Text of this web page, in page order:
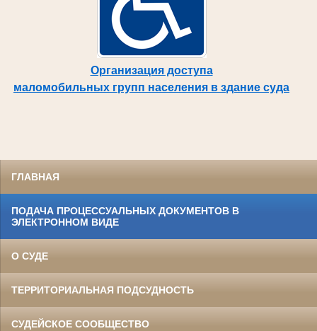
Организация доступа
маломобильных групп населения в здание суда
ГЛАВНАЯ
ПОДАЧА ПРОЦЕССУАЛЬНЫХ ДОКУМЕНТОВ В
ЭЛЕКТРОННОМ ВИДЕ
О СУДЕ
ТЕРРИТОРИАЛЬНАЯ ПОДСУДНОСТЬ
СУДЕЙСКОЕ СООБЩЕСТВО